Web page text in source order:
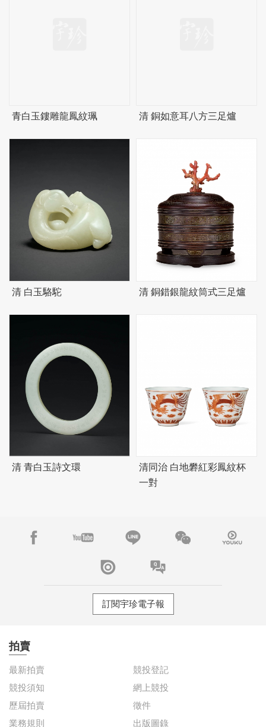
青白玉鏤雕龍鳳紋珮 清 銅如意耳八方三足爐
清 白玉駱駝 清 銅錯銀龍紋筒式三足爐
清 青白玉詩文環
清同治 白地礬紅彩鳳紋杯
一對
訂閱宇珍電子報
拍賣
最新拍賣
競投登記
競投須知
網上競投
歷屆拍賣
徵件
業務規則
出版圖錄